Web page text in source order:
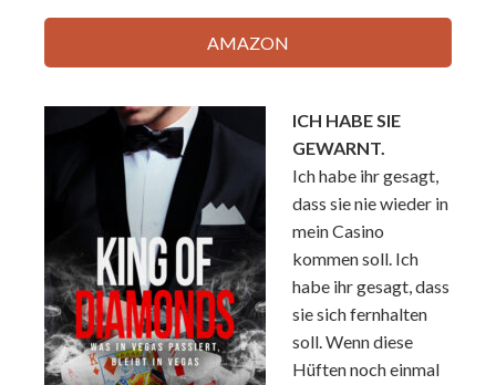
AMAZON
ICH HABE SIE
GEWARNT.
Ich habe ihr gesagt,
dass sie nie wieder in
mein Casino
kommen soll. Ich
habe ihr gesagt, dass
sie sich fernhalten
soll. Wenn diese
Hüften noch einmal